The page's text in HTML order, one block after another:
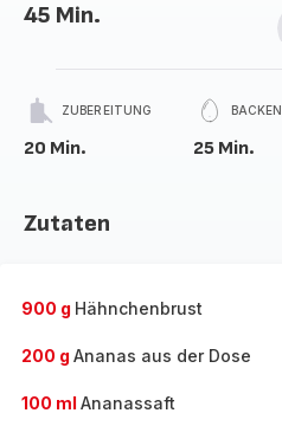
45 Min.
ZUBEREITUNG
20 Min.
BACKEN
25 Min.
Zutaten
900 g Hähnchenbrust
200 g Ananas aus der Dose
100 ml Ananassaft